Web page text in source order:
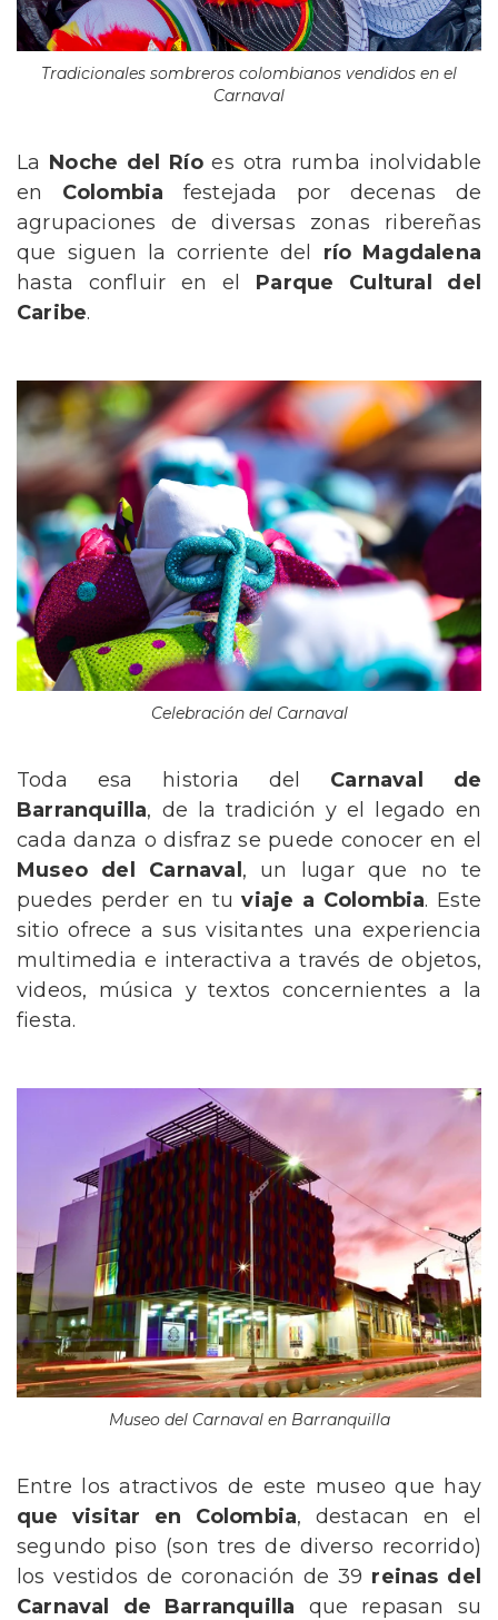
Tradicionales sombreros colombianos vendidos en el
Carnaval
La Noche del Ríoes otra rumba inolvidable
en Colombia festejada por decenas de
agrupaciones de diversas zonas ribereñas
que siguen la corriente del río Magdalena
hasta confluir en el Parque Cultural del
Caribe.
Celebración del Carnaval
Toda esa historia del Carnaval de
Barranquilla, de la tradición y el legado en
cada danza o disfraz se puede conocer en el
Museo del Carnaval, un lugar que no te
puedes perder en tuviaje a Colombia. Este
sitio ofrece a sus visitantes una experiencia
multimedia e interactiva a través de objetos,
videos, música y textos concernientes a la
fiesta.
Museo del Carnaval en Barranquilla
Entre los atractivos de este museo que hay
que visitar en Colombia, destacan en el
segundo piso (son tres de diverso recorrido)
los vestidos de coronación de 39 reinas del
Carnaval de Barranquilla que repasan su